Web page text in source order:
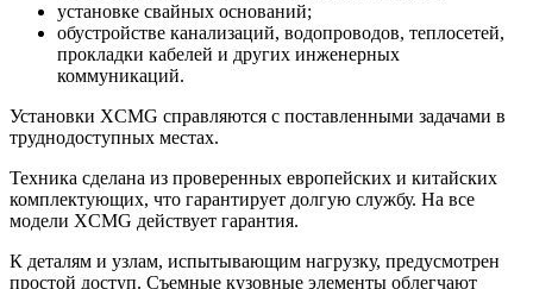
установке свайных оснований;
обустройстве канализаций, водопроводов, теплосетей,
прокладки кабелей и других инженерных
коммуникаций.
Установки XCMG справляются с поставленными задачами в
труднодоступных местах.
Техника сделана из проверенных европейских и китайских
комплектующих, что гарантирует долгую службу. На все
модели XCMG действует гарантия.
К деталям и узлам, испытывающим нагрузку, предусмотрен
простой доступ. Съемные кузовные элементы облегчают